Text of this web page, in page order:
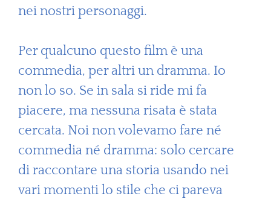
nei nostri personaggi.
Per qualcuno questo film è una
commedia, per altri un dramma. Io
non lo so. Se in sala si ride mi fa
piacere, ma nessuna risata è stata
cercata. Noi non volevamo fare né
commedia né dramma: solo cercare
di raccontare una storia usando nei
vari momenti lo stile che ci pareva